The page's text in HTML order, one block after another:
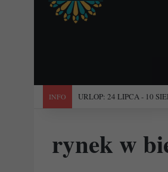
INFO "Święta Francja".
rynek w